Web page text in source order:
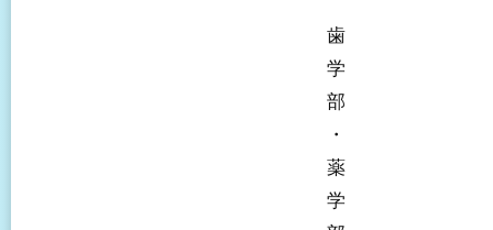
歯
学
部
・
薬
学